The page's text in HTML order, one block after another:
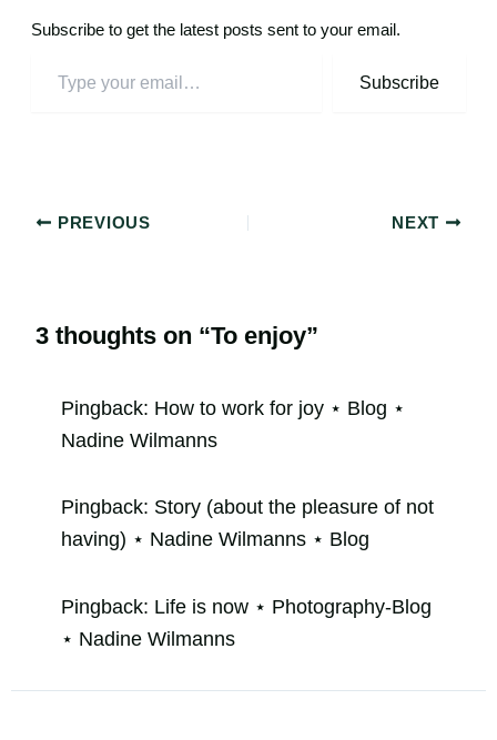
Subscribe to get the latest posts sent to your email.
Subscribe
PREVIOUS NEXT
3 thoughts on “To enjoy”
Pingback: How to work for joy ⋆ Blog ⋆
Nadine Wilmanns
Pingback: Story (about the pleasure of not
having) ⋆ Nadine Wilmanns ⋆ Blog
Pingback: Life is now ⋆ Photography-Blog
⋆ Nadine Wilmanns